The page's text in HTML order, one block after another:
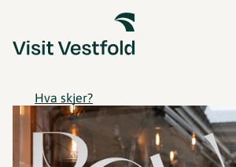
Hva skjer?